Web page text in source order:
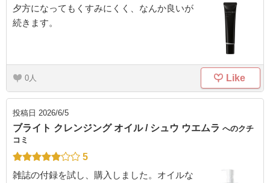
夕方になってもくすみにくく、なんか良いが
続きます。
0 Like
投稿日 2026/6/5
ブライト クレンジング オイル / シュウ ウエムラ へのクチ
コミ
5
雑誌の付録を試し、購入しました。オイルな